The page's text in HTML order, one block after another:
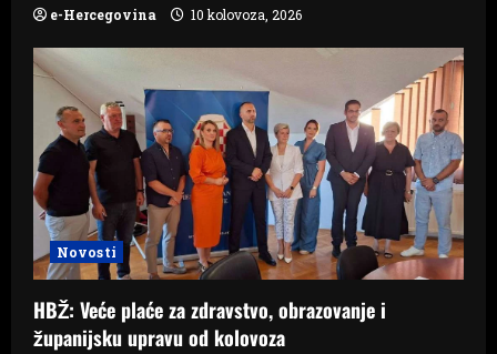
e-Hercegovina 10 kolovoza, 2026
Novosti
HBŽ: Veće plaće za zdravstvo, obrazovanje i
županijsku upravu od kolovoza